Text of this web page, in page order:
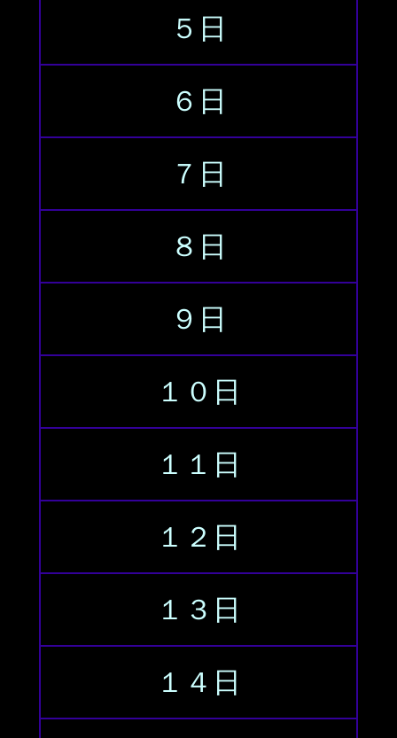
５日
６日
７日
８日
９日
１０日
１１日
１２日
１３日
１４日